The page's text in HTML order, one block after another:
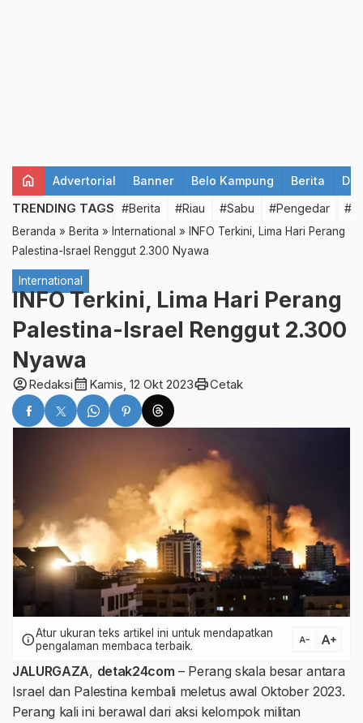
home Advertorial Banner Belo Kampung Berita
TRENDING TAGS #Berita #Riau #Sabu #Pengedar
Beranda » Berita » International »
INFO Terkini, Lima Hari Perang
Palestina-Israel Renggut 2.300 Nyawa
International
INFO Terkini, Lima Hari Perang
Palestina-Israel Renggut 2.300
Nyawa
account_circleRedaksicalendar_month Kamis, 12 Okt 2023printCetak
infoAtur ukuran teks artikel ini untuk mendapatkan
pengalaman membaca terbaik.
text_decrease text_increase
JALURGAZA, detak24com – Perang skala besar antara
Israel dan Palestina kembali meletus awal Oktober 2023.
Perang kali ini berawal dari aksi kelompok militan